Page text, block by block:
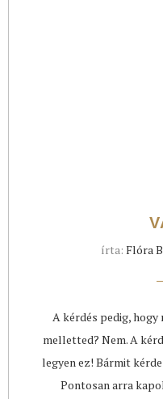
írta: Flóra
A kérdés pedig,
melletted? Nem. A
legyen ez! Bármit
Pontosan arra